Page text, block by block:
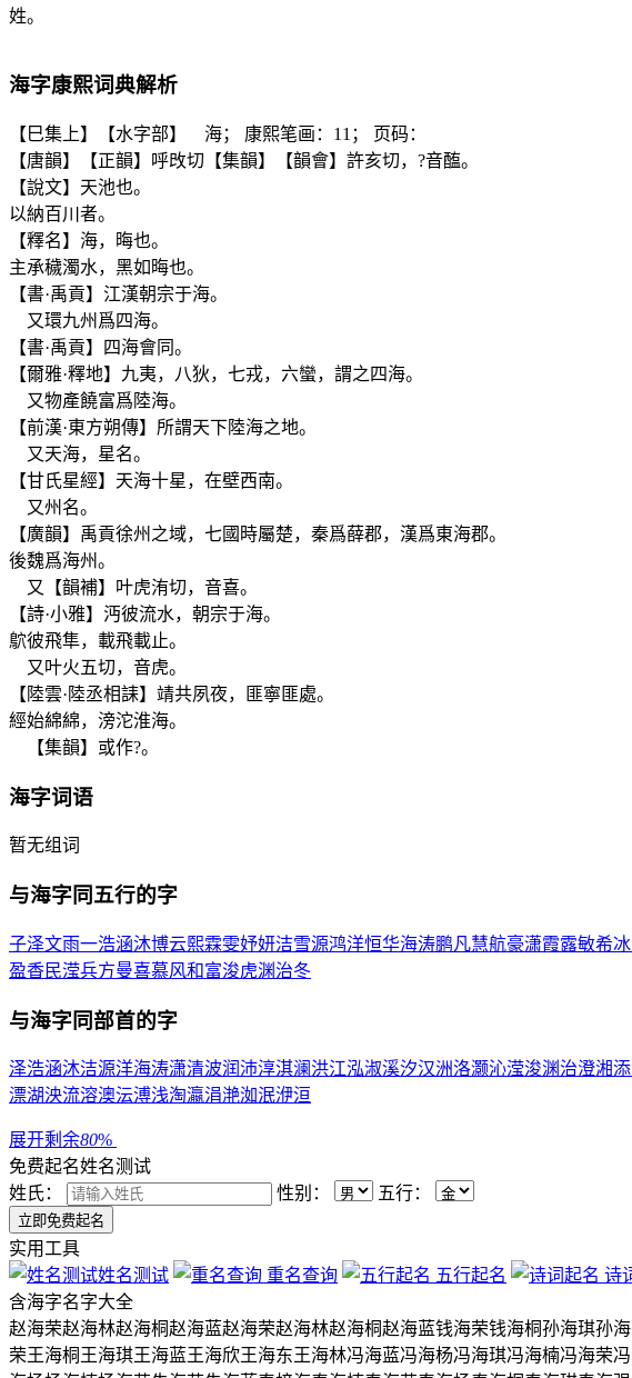
姓。
海字康熙词典解析
【巳集上】【水字部】 海； 康熙笔画：11； 页码：
【唐韻】【正韻】呼攺切【集韻】【韻會】許亥切，?音醢。
【說文】天池也。
以納百川者。
【釋名】海，晦也。
主承穢濁水，黑如晦也。
【書·禹貢】江漢朝宗于海。
又環九州爲四海。
【書·禹貢】四海會同。
【爾雅·釋地】九夷，八狄，七戎，六蠻，謂之四海。
又物產饒富爲陸海。
【前漢·東方朔傳】所謂天下陸海之地。
又天海，星名。
【甘氏星經】天海十星，在壁西南。
又州名。
【廣韻】禹貢徐州之域，七國時屬楚，秦爲薛郡，漢爲東海郡。
後魏爲海州。
又【韻補】叶虎洧切，音喜。
【詩·小雅】沔彼流水，朝宗于海。
鴥彼飛隼，載飛載止。
又叶火五切，音虎。
【陸雲·陸丞相誄】靖共夙夜，匪寧匪處。
經始綿綿，滂沱淮海。
【集韻】或作?。
海字词语
暂无组词
与海字同五行的字
子泽文雨一浩涵沐博云熙霖雯妤妍洁雪源鸿洋恒华海涛鹏凡慧航豪潇霞露敏希冰
盈香民滢兵方曼喜慕风和富浚虎渊治冬
与海字同部首的字
泽浩涵沐洁源洋海涛潇清波润沛淳淇澜 洪江泓淑溪汐汉洲洛灏沁滢浚渊治澄湘添
漂湖泱流溶澳沄溥浅淘瀛涓滟洳泯洢洹
展开剩余80%
免费起名姓名测试
姓氏：
性别： 五行：
实用工具
姓名测试
重名查询 五行起名 诗
含海字名字大全
赵海荣赵海林赵海桐赵海蓝赵海荣赵海林赵海桐赵海蓝钱海荣钱海桐孙海琪孙
荣王海桐 王海琪王海蓝王海欣王海东王海林冯海蓝冯海杨冯海琪冯海楠冯海荣